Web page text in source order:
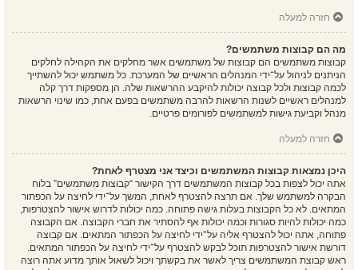
חזרה למעלה
מה הם קבוצות משתמשים?
קבוצות משתמשים הם קבוצות של משתמשים אשר מחלקים את הקהילה לחלקים
הניתנים לניהול על־ידי המנהלים הראשיים של המערכת. כל משתמש יכול להשתייך
לכמה קבוצות ולכל קבוצה יכולות להיקבע ההרשאות שלה. הן מספקות דרך קלה
למנהלים ראשיים לשנות הרשאות להרבה משתמשים בפעם אחת, כמו שינוי הרשאות
מנהל וקביעת גישות למשתמשים לפורומים פרטיים.
חזרה למעלה
היכן נמצאות קבוצות המשתמשים וכיצד אני מצטרף לאחת?
אתה יכול לצפות בכל קבוצות המשתמשים דרך הקישור “קבוצות משתמשים” בלוח
הבקרה למשתמש שלך. אם תרצה להצטרף לאחת, המשך על־ידי לחיצה על הכפתור
המתאים. לא כל הקבוצות בעלות גישה פתוחה. כמה יכולות לדרוש אישור להצטרפות,
כמה יכולות להיות סגורות וכמה יכולות אף להסתיר את חברי הקבוצה. אם הקבוצה
פתוחה, אתה יכול להצטרף אליה על־ידי לחיצה על הכפתור המתאים. אם קבוצה
דורשת אישור להצטרפות תוכל לבקש להצטרף על־ידי לחיצה על הכפתור המתאים.
ראש קבוצת המשתמשים צריך לאשר את בקשתך ויכול לשאול אותך מדוע אתה רוצה